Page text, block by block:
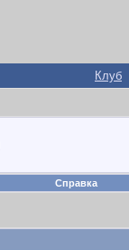
Клуб
Справка